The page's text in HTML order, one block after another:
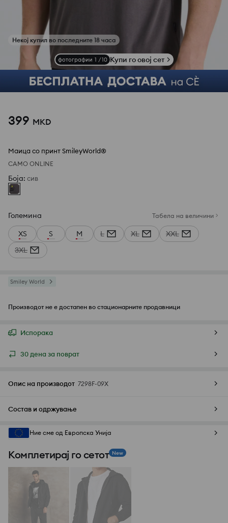
фотографии 1 /10 Купи го овој сет
399 MKD
Маица со принт SmileyWorld®
САМО ONLINE
Боја: сив
Големина Табела на величини
XS S M L XL
XXL
3XL
Smiley World
Производот не е достапен во стационарните продавници
Испорака
30 дена за поврат
Опис на производот 7298F-09X
Состав и одржување
Ние сме од Европска Унија
Комплетирај го сетот New